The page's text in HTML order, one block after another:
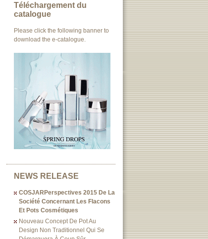
Téléchargement du
catalogue
Please click the following banner to
download the e-catalogue.
NEWS RELEASE
COSJARPerspectives 2015 De La
Société Concernant Les Flacons
Et Pots Cosmétiques
Nouveau Concept De Pot Au
Design Non Traditionnel Qui Se